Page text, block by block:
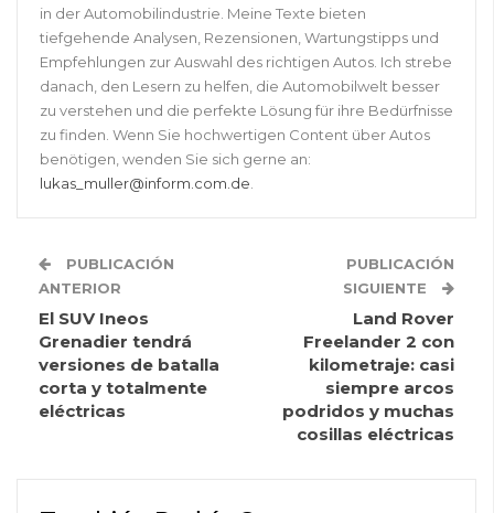
in der Automobilindustrie. Meine Texte bieten
tiefgehende Analysen, Rezensionen, Wartungstipps und
Empfehlungen zur Auswahl des richtigen Autos. Ich strebe
danach, den Lesern zu helfen, die Automobilwelt besser
zu verstehen und die perfekte Lösung für ihre Bedürfnisse
zu finden. Wenn Sie hochwertigen Content über Autos
benötigen, wenden Sie sich gerne an:
lukas_muller@inform.com.de.
PUBLICACIÓN
ANTERIOR
El SUV Ineos
Grenadier tendrá
versiones de batalla
corta y totalmente
eléctricas
PUBLICACIÓN
SIGUIENTE
Land Rover
Freelander 2 con
kilometraje: casi
siempre arcos
podridos y muchas
cosillas eléctricas